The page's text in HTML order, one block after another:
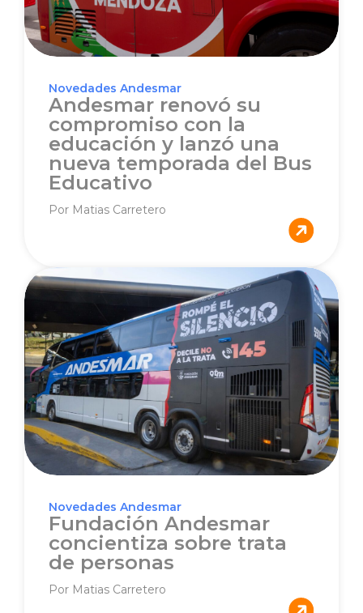
Novedades Andesmar
Andesmar renovó su
compromiso con la
educación y lanzó una
nueva temporada del Bus
Educativo
Por Matias Carretero
Novedades Andesmar
Fundación Andesmar
concientiza sobre trata
de personas
Por Matias Carretero